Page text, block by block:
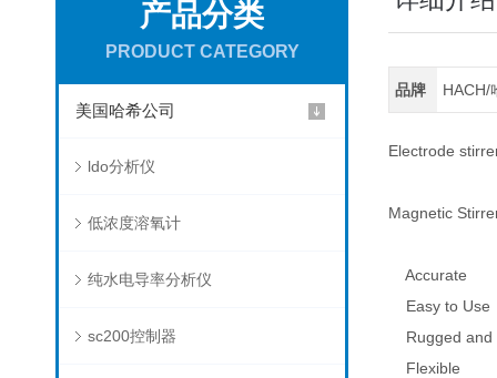
产品分类
PRODUCT CATEGORY
美国哈希公司
ldo分析仪
低浓度溶氧计
纯水电导率分析仪
sc200控制器
品牌 HACH/
Electrode
Magnetic
Accurate
Easy to Use
Rugged and
Flexible